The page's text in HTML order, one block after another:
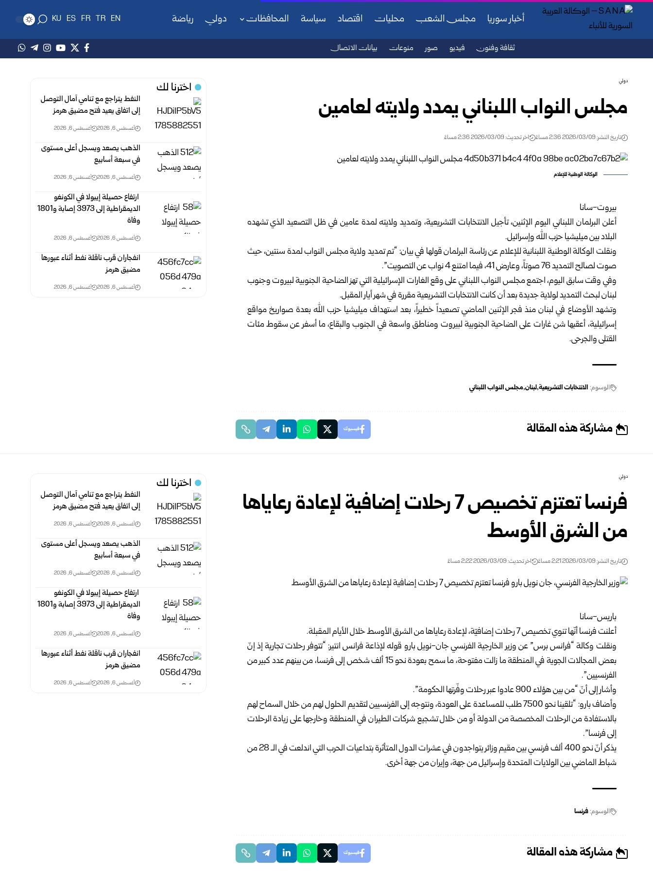
أخبار سوريا مجلس الشعب محليات اقتصاد سياسة المحافظات دولي رياضة EN
TR
FR
ES
KU
ثقافة وفنون فيديو صور منوعات بيانات الاتصال
دولي
مجلس النواب اللبناني يمدد ولايته لعامين
تاريخ النشر: 2026/03/09 2:36 مساءً اخر تحديث: 2026/03/09 2:36 مساءً
الوكالة الوطنية للإعلام
بيروت-سانا
أعلن البرلمان اللبناني اليوم الإثنين، تأجيل الانتخابات التشريعية، وتمديد ولايته لمدة عامين في ظل التصعيد الذي تشهده
البلاد بين ميليشيا حزب الله وإسرائيل.
ونقلت الوكالة الوطنية اللبنانية للإعلام عن رئاسة البرلمان قولها في بيان: “تم تمديد ولاية مجلس النواب لمدة سنتين، حيث
صوت لصالح التمديد 76 صوتاً، وعارض 41، فيما امتنع 4 نواب عن التصويت”.
وفي وقت سابق اليوم، اجتمع مجلس النواب اللبناني على وقع الغارات الإسرائيلية التي تهز الضاحية الجنوبية لبيروت وجنوب
لبنان لبحث التمديد لولاية جديدة بعد أن كانت الانتخابات التشريعية مقررة في شهر أيار المقبل.
وتشهد الأوضاع في لبنان منذ فجر الإثنين الماضي تصعيداً خطيراً، بعد استهداف ميليشيا حزب الله بعدة صواريخ مواقع
إسرائيلية، أعقبها شن غارات على الضاحية الجنوبية لبيروت ومناطق واسعة في الجنوب والبقاع، ما أسفر عن سقوط مئات
القتلى والجرحى.
الوسوم: الانتخابات التشريعية لبنان مجلس النواب اللبناني
مشاركة هذه المقالة فيسبوك
اخترنا لك
النفط يتراجع مع تنامي آمال التوصل
إلى اتفاق يعيد فتح مضيق هرمز
أغسطس 6, 2026 أغسطس 6, 2026
الذهب يصعد ويسجل أعلى مستوى
في سبعة أسابيع
أغسطس 6, 2026 أغسطس 6, 2026
‏ ارتفاع حصيلة إيبولا في الكونغو
الديمقراطية إلى 3973 إصابة و1801
وفاة
أغسطس 6, 2026 أغسطس 6, 2026
انفجاران قرب ناقلة نفط أثناء عبورها
مضيق هرمز
أغسطس 6, 2026 أغسطس 6, 2026
دولي
فرنسا تعتزم تخصيص 7 رحلات إضافية لإعادة رعاياها
من الشرق الأوسط
تاريخ النشر: 2026/03/09 2:21 مساءً اخر تحديث: 2026/03/09 2:22 مساءً
باريس-سانا
أعلنت فرنسا أنّها تنوي تخصيص 7 رحلات إضافيّة، لإعادة رعاياها من الشرق الأوسط خلال الأيام المقبلة.
ونقلت وكالة “فرانس برس” عن وزير الخارجية الفرنسي جان-نويل بارو قوله لإذاعة فرانس انتير: “تتوفر رحلات تجارية إذ إنّ
بعض المجالات الجوية في المنطقة ما زالت مفتوحة، ما سمح بعودة نحو 15 ألف شخص إلى فرنسا، من بينهم عدد كبير من
الفرنسيين”.
وأشار إلى أنّ “من بين هؤلاء 900 عادوا عبر رحلات وفّرتها الحكومة”.
وأضاف بارو: “تلقينا نحو 7500 طلب للمساعدة على العودة، ونتوجه إلى الفرنسيين لتقديم الحلول لهم من خلال السماح لهم
بالاستفادة من الرحلات المخصصة من الدولة أو من خلال تشجيع شركات الطيران في المنطقة وخارجها على زيادة الرحلات
إلى فرنسا”.
يذكر أنّ نحو 400 ألف فرنسي بين مقيم وزائر يتواجدون في عشرات الدول المتأثرة بتداعيات الحرب التي اندلعت في الـ 28 من
شباط الماضي بين الولايات المتحدة وإسرائيل من جهة، وإيران من جهة أخرى.
الوسوم:فرنسا
مشاركة هذه المقالة فيسبوك
اخترنا لك
النفط يتراجع مع تنامي آمال التوصل
إلى اتفاق يعيد فتح مضيق هرمز
أغسطس 6, 2026 أغسطس 6, 2026
الذهب يصعد ويسجل أعلى مستوى
في سبعة أسابيع
أغسطس 6, 2026 أغسطس 6, 2026
‏ ارتفاع حصيلة إيبولا في الكونغو
الديمقراطية إلى 3973 إصابة و1801
وفاة
أغسطس 6, 2026 أغسطس 6, 2026
انفجاران قرب ناقلة نفط أثناء عبورها
مضيق هرمز
أغسطس 6, 2026 أغسطس 6, 2026